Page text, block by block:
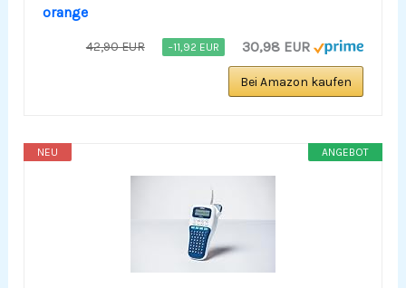
orange
42,90 EUR −11,92 EUR 30,98 EUR
Bei Amazon kaufen
ANGEBOT
NEU